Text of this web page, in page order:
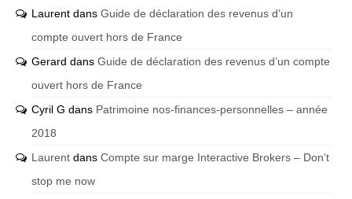
Laurent dans Guide de déclaration des revenus d’un
compte ouvert hors de France
Gerard dans Guide de déclaration des revenus d’un compte
ouvert hors de France
Cyril G dans Patrimoine nos-finances-personnelles – année
2018
Laurent dans Compte sur marge Interactive Brokers – Don’t
stop me now